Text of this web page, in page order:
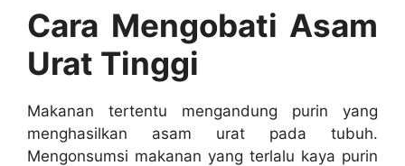
Cara Mengobati Asam
Urat Tinggi
Makanan tertentu mengandung purin yang
menghasilkan asam urat pada tubuh.
Mengonsumsi makanan yang terlalu kaya purin